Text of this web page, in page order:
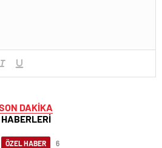
DAKİKA
HABERLERİ
ÖZEL HABER
6